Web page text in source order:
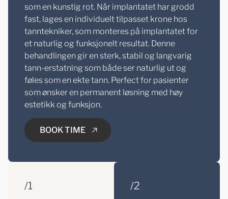
som en kunstig rot. Når implantatet har grodd
fast, lages en individuelt tilpasset krone hos
tanntekniker, som monteres på implantatet for
et naturlig og funksjonelt resultat. Denne
behandlingen gir en sterk, stabil og langvarig
tann-erstatning som både ser naturlig ut og
føles som en ekte tann. Perfect for pasienter
som ønsker en permanent løsning med høy
estetikk og funksjon.
BOOK TIME
/1
/2